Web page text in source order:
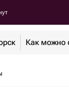
Как можно